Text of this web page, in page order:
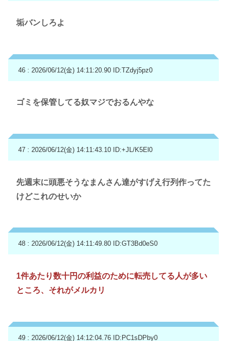
垢バンしろよ
46 : 2026/06/12(金) 14:11:20.90 ID:TZdyj5pz0
ゴミを保管してる奴マジでおるんやな
47 : 2026/06/12(金) 14:11:43.10 ID:+JL/K5El0
先週末に頭悪そうなまんさん達がすげえ行列作ってた
けどこれのせいか
48 : 2026/06/12(金) 14:11:49.80 ID:GT3Bd0eS0
1件あたり数十円の利益のために転売してる人が多い
ところ、それがメルカリ
49 : 2026/06/12(金) 14:12:04.76 ID:PC1sDPby0